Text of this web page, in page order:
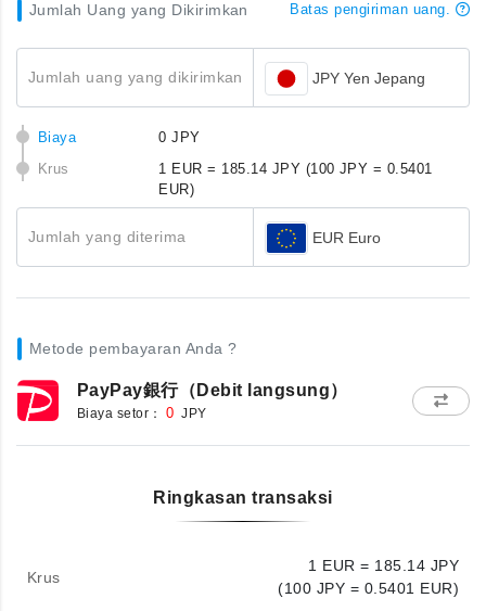
Jumlah Uang yang Dikirimkan Batas pengiriman uang.
Jumlah uang yang dikirimkan JPY Yen Jepang
Biaya
0 JPY
Krus
1 EUR = 185.14 JPY (100 JPY = 0.5401
EUR)
Jumlah yang diterima EUR Euro
Metode pembayaran Anda ?
PayPay銀行（Debit langsung）
Biaya setor： 0 JPY
Ringkasan transaksi
Krus
1 EUR = 185.14 JPY
(100 JPY = 0.5401 EUR)